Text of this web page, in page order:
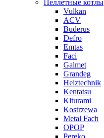
Пеллетные котлы
Vulkan
ACV
Buderus
Defro
Emtas
Faci
Galmet
Grandeg
Heiztechnik
Kentatsu
Kiturami
Kostrzewa
Metal Fach
OPOP
Pereko